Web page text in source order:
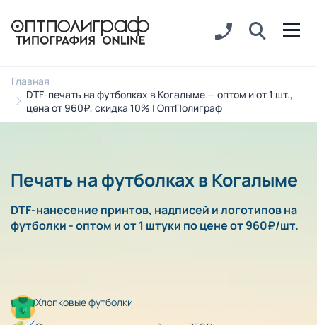
Главная
DTF-печать на футболках в Когалыме — оптом и от 1 шт.,
цена от 960₽, скидка 10% | ОптПолиграф
Печать на футболках в Когалыме
DTF-нанесение принтов, надписей и логотипов на
футболки - оптом и от 1 штуки по цене от 960₽/шт.
Хлопковые футболки